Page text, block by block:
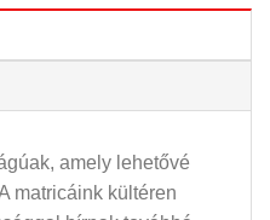
amely lehetővé
matricáink kültéren